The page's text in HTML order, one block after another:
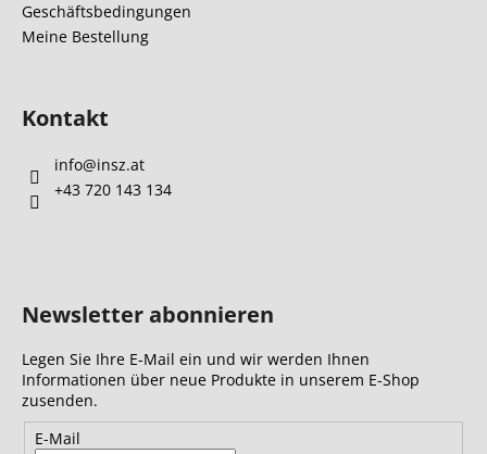
Geschäftsbedingungen
Meine Bestellung
Kontakt
info@insz.at
+43 720 143 134
Newsletter abonnieren
Legen Sie Ihre E-Mail ein und wir werden Ihnen
Informationen über neue Produkte in unserem E-Shop
zusenden.
E-Mail